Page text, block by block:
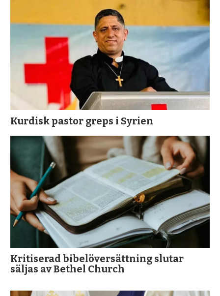
Kurdisk pastor greps i Syrien
Kritiserad bibelöversättning slutar
säljas av Bethel Church